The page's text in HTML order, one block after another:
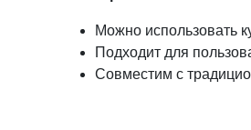
Можно использовать
Подходит для
Совместим с